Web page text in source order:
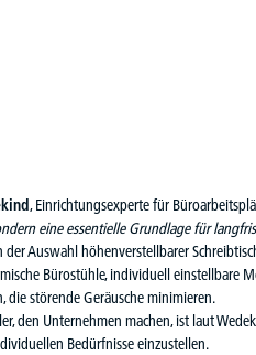
, Einrichtungsexperte für
eine essentielle Grundlage für
Auswahl höhenverstellbarer
Bürostühle, individuelleinstellbare
, die störende Geräusche minimieren.
den Unternehmen machen, ist laut
Bedürfnisse einzustellen.